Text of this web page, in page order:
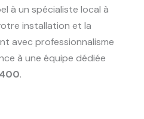
à un spécialiste local à
installation et la
avec professionnalisme
à une équipe dédiée
.